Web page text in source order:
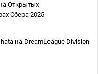
Открытых
Сбера 2025
на DreamLeague Division